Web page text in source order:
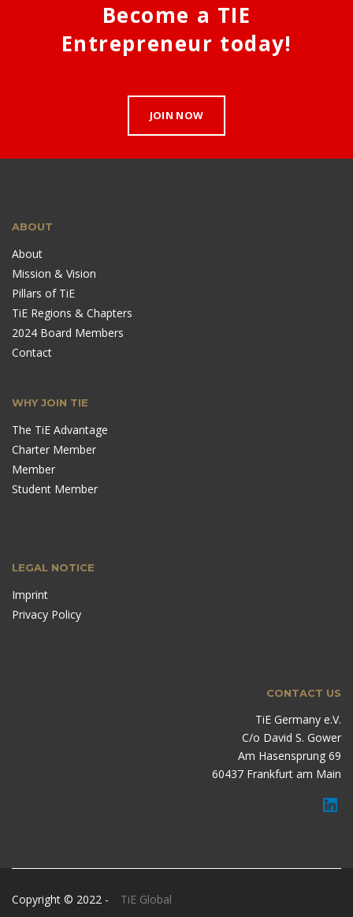
Become a TIE
Entrepreneur today!
JOIN NOW
ABOUT
About
Mission & Vision
Pillars of TiE
TiE Regions & Chapters
2024 Board Members
Contact
WHY JOIN TIE
The TiE Advantage
Charter Member
Member
Student Member
LEGAL NOTICE
Imprint
Privacy Policy
CONTACT US
TiE Germany e.V.
C/o David S. Gower
Am Hasensprung 69
60437 Frankfurt am Main
Copyright © 2022 -
TiE Global